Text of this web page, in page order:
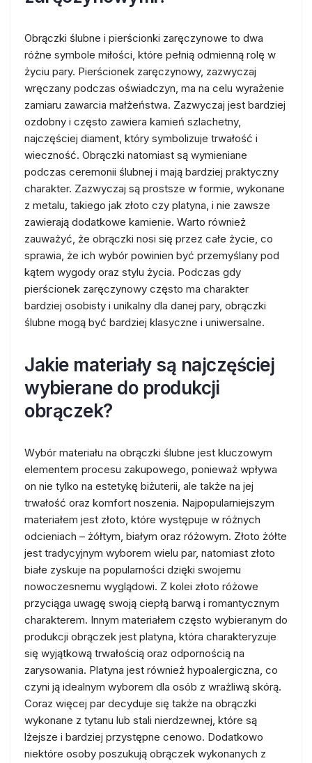
Obrączki ślubne i pierścionki zaręczynowe to dwa
różne symbole miłości, które pełnią odmienną rolę w
życiu pary. Pierścionek zaręczynowy, zazwyczaj
wręczany podczas oświadczyn, ma na celu wyrażenie
zamiaru zawarcia małżeństwa. Zazwyczaj jest bardziej
ozdobny i często zawiera kamień szlachetny,
najczęściej diament, który symbolizuje trwałość i
wieczność. Obrączki natomiast są wymieniane
podczas ceremonii ślubnej i mają bardziej praktyczny
charakter. Zazwyczaj są prostsze w formie, wykonane
z metalu, takiego jak złoto czy platyna, i nie zawsze
zawierają dodatkowe kamienie. Warto również
zauważyć, że obrączki nosi się przez całe życie, co
sprawia, że ich wybór powinien być przemyślany pod
kątem wygody oraz stylu życia. Podczas gdy
pierścionek zaręczynowy często ma charakter
bardziej osobisty i unikalny dla danej pary, obrączki
ślubne mogą być bardziej klasyczne i uniwersalne.
Jakie materiały są najczęściej
wybierane do produkcji
obrączek?
Wybór materiału na obrączki ślubne jest kluczowym
elementem procesu zakupowego, ponieważ wpływa
on nie tylko na estetykę biżuterii, ale także na jej
trwałość oraz komfort noszenia. Najpopularniejszym
materiałem jest złoto, które występuje w różnych
odcieniach – żółtym, białym oraz różowym. Złoto żółte
jest tradycyjnym wyborem wielu par, natomiast złoto
białe zyskuje na popularności dzięki swojemu
nowoczesnemu wyglądowi. Z kolei złoto różowe
przyciąga uwagę swoją ciepłą barwą i romantycznym
charakterem. Innym materiałem często wybieranym do
produkcji obrączek jest platyna, która charakteryzuje
się wyjątkową trwałością oraz odpornością na
zarysowania. Platyna jest również hypoalergiczna, co
czyni ją idealnym wyborem dla osób z wrażliwą skórą.
Coraz więcej par decyduje się także na obrączki
wykonane z tytanu lub stali nierdzewnej, które są
lżejsze i bardziej przystępne cenowo. Dodatkowo
niektóre osoby poszukują obrączek wykonanych z